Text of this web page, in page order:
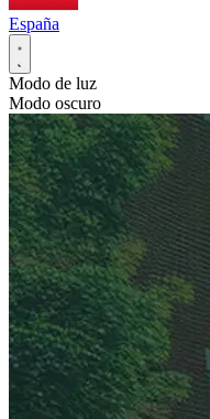
España
Modo de luz
Modo oscuro